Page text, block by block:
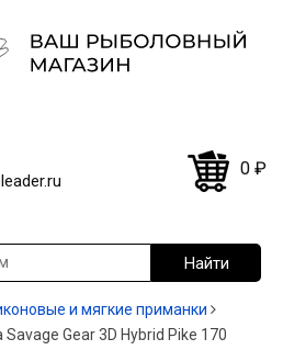
0 ₽
и мягкие приманки
Gear 3D Hybrid Pike 170